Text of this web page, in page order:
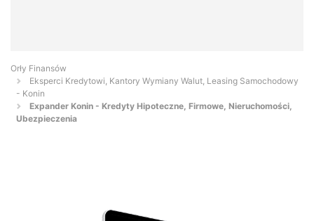
Orły Finansów
Eksperci Kredytowi, Kantory Wymiany Walut, Leasing Samochodowy
- Konin
Expander Konin - Kredyty Hipoteczne, Firmowe, Nieruchomości,
Ubezpieczenia